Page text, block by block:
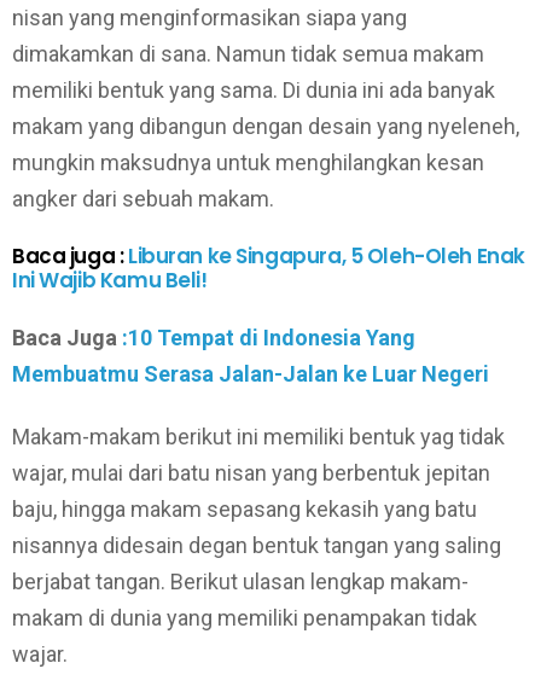
nisan yang menginformasikan siapa yang
dimakamkan di sana. Namun tidak semua makam
memiliki bentuk yang sama. Di dunia ini ada banyak
makam yang dibangun dengan desain yang nyeleneh,
mungkin maksudnya untuk menghilangkan kesan
angker dari sebuah makam.
Baca juga :Liburan ke Singapura, 5 Oleh-Oleh Enak
Ini Wajib Kamu Beli!
Baca Juga :10 Tempat di Indonesia Yang
Membuatmu Serasa Jalan-Jalan ke Luar Negeri
Makam-makam berikut ini memiliki bentuk yag tidak
wajar, mulai dari batu nisan yang berbentuk jepitan
baju, hingga makam sepasang kekasih yang batu
nisannya didesain degan bentuk tangan yang saling
berjabat tangan. Berikut ulasan lengkap makam-
makam di dunia yang memiliki penampakan tidak
wajar.